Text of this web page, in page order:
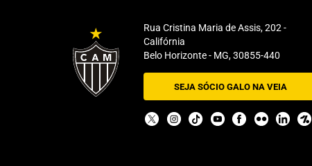
Rua Cristina Maria de Assis, 202 -
Califórnia
Belo Horizonte - MG, 30855-440
SEJA SÓCIO GALO NA VEIA